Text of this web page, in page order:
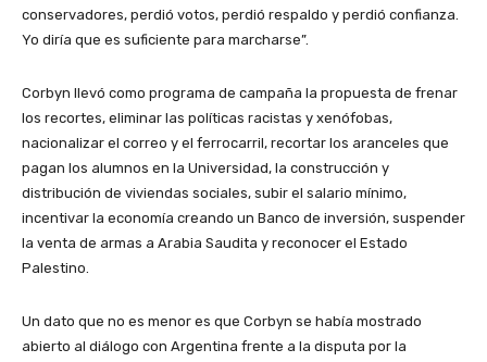
conservadores, perdió votos, perdió respaldo y perdió confianza.
Yo diría que es suficiente para marcharse”.
Corbyn llevó como programa de campaña la propuesta de frenar
los recortes, eliminar las políticas racistas y xenófobas,
nacionalizar el correo y el ferrocarril, recortar los aranceles que
pagan los alumnos en la Universidad, la construcción y
distribución de viviendas sociales, subir el salario mínimo,
incentivar la economía creando un Banco de inversión, suspender
la venta de armas a Arabia Saudita y reconocer el Estado
Palestino.
Un dato que no es menor es que Corbyn se había mostrado
abierto al diálogo con Argentina frente a la disputa por la